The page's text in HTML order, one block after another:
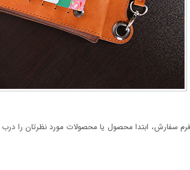
سفارش، ابتدا محصول یا محصولات مورد نظرتان را درب